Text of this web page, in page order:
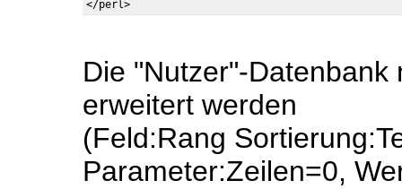
Die "Nutzer"-
erweitert werden
(Feld:Rang
Parameter:Zeilen=0,